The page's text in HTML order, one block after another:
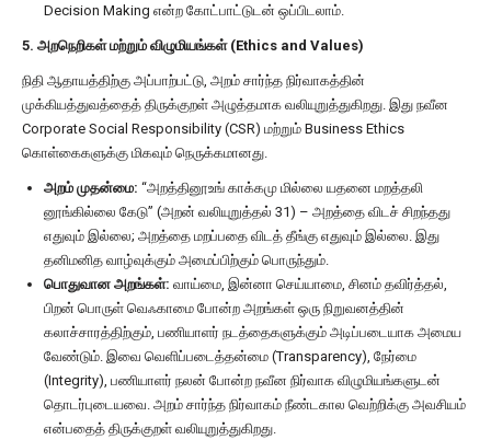
Decision Making என்ற கோட்பாட்டுடன் ஒப்பிடலாம்.
5. அறநெறிகள் மற்றும் விழுமியங்கள் (Ethics and Values)
நிதி ஆதாயத்திற்கு அப்பாற்பட்டு, அறம் சார்ந்த நிர்வாகத்தின்
முக்கியத்துவத்தைத் திருக்குறள் அழுத்தமாக வலியுறுத்துகிறது. இது நவீன
Corporate Social Responsibility (CSR) மற்றும் Business Ethics
கொள்கைகளுக்கு மிகவும் நெருக்கமானது.
அறம் முதன்மை: “அறத்தினூஉங் காக்கமு மில்லை யதனை மறத்தலி
னூங்கில்லை கேடு” (அறன் வலியுறுத்தல் 31) – அறத்தை விடச் சிறந்தது
எதுவும் இல்லை; அறத்தை மறப்பதை விடத் தீங்கு எதுவும் இல்லை. இது
தனிமனித வாழ்வுக்கும் அமைப்பிற்கும் பொருந்தும்.
பொதுவான அறங்கள்: வாய்மை, இன்னா செய்யாமை, சினம் தவிர்த்தல்,
பிறன் பொருள் வெஃகாமை போன்ற அறங்கள் ஒரு நிறுவனத்தின்
கலாச்சாரத்திற்கும், பணியாளர் நடத்தைகளுக்கும் அடிப்படையாக அமைய
வேண்டும். இவை வெளிப்படைத்தன்மை (Transparency), நேர்மை
(Integrity), பணியாளர் நலன் போன்ற நவீன நிர்வாக விழுமியங்களுடன்
தொடர்புடையவை. அறம் சார்ந்த நிர்வாகம் நீண்டகால வெற்றிக்கு அவசியம்
என்பதைத் திருக்குறள் வலியுறுத்துகிறது.